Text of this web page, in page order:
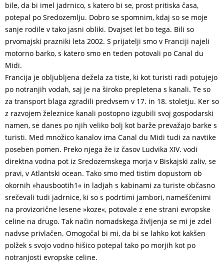
bile, da bi imel jadrnico, s katero bi se, prost pritiska časa,
potepal po Sredozemlju. Dobro se spomnim, kdaj so se moje
sanje rodile v tako jasni obliki. Dvajset let bo tega. Bili so
prvomajski prazniki leta 2002. S prijatelji smo v Franciji najeli
motorno barko, s katero smo en teden potovali po Canal du
Midi.
Francija je obljubljena dežela za tiste, ki kot turisti radi potujejo
po notranjih vodah, saj je na široko prepletena s kanali. Te so
za transport blaga zgradili predvsem v 17. in 18. stoletju. Ker so
z razvojem železnice kanali postopno izgubili svoj gospodarski
namen, se danes po njih veliko bolj kot barže prevažajo barke s
turisti. Med množico kanalov ima Canal du Midi tudi za navtike
poseben pomen. Preko njega že iz časov Ludvika XIV. vodi
direktna vodna pot iz Sredozemskega morja v Biskajski zaliv, se
pravi, v Atlantski ocean. Tako smo med tistim dopustom ob
okornih »hausbootih1« in ladjah s kabinami za turiste občasno
srečevali tudi jadrnice, ki so s podrtimi jambori, nameščenimi
na provizorične lesene »koze«, potovale z ene strani evropske
celine na drugo. Tak način nomadskega življenja se mi je zdel
nadvse privlačen. Omogočal bi mi, da bi se lahko kot kakšen
polžek s svojo vodno hišico potepal tako po morjih kot po
notranjosti evropske celine.